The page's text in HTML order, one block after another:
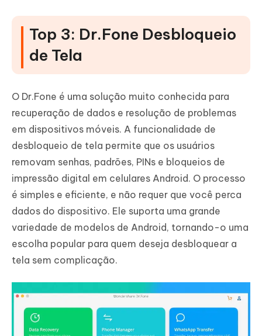
Top 3: Dr.Fone Desbloqueio
de Tela
O Dr.Fone é uma solução muito conhecida para
recuperação de dados e resolução de problemas
em dispositivos móveis. A funcionalidade de
desbloqueio de tela permite que os usuários
removam senhas, padrões, PINs e bloqueios de
impressão digital em celulares Android. O processo
é simples e eficiente, e não requer que você perca
dados do dispositivo. Ele suporta uma grande
variedade de modelos de Android, tornando-o uma
escolha popular para quem deseja desbloquear a
tela sem complicação.